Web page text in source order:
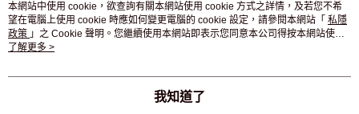
熱門標籤
熱銷排行
本網站中使用 cookie，欲查詢有關本網站使用 cookie 方式之詳情，及若您不希
望在電腦上使用 cookie 時應如何變更電腦的 cookie 設定，請參閱本網站「 私隱
政策 」之 Cookie 聲明。您繼續使用本網站即表示您同意本公司得按本網站使用
條款之 Cookie 聲明使用 cookie。
了解更多 >
我知道了